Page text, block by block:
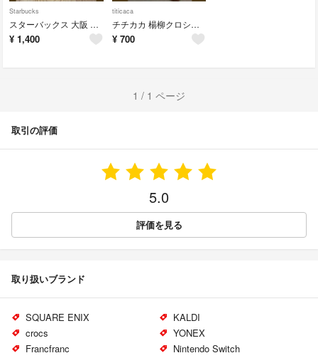
Starbucks
スターバックス 大阪 マグカップ(旧バージョン)
¥ 1,400
titicaca
チチカカ 楊柳クロシェコンビポンチョ(オフホワイト)
¥ 700
1 / 1 ページ
取引の評価
5.0
評価を見る
取り扱いブランド
SQUARE ENIX
KALDI
crocs
YONEX
Francfranc
Nintendo Switch